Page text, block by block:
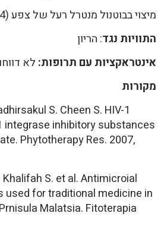
מיצוי בבוטנול מנטרל רעל של צפע (4).
התוויות נגד: הריון
אינטראקציות עם תרופות: לא
מקורות
S. Cheen S. HIV-1
integrase inhibitory substances
Phytotherapy Res. 2007,
S. et al. Antimicroial
used for traditional medicine in
Malatsia. Fitoterapia